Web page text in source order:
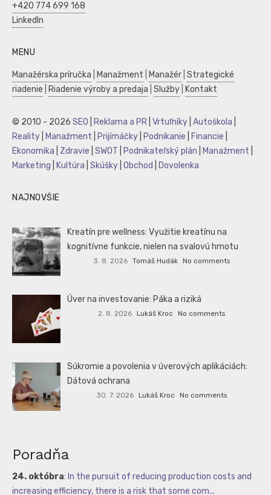
+420 774 699 168
LinkedIn
MENU
Manažérska príručka Manažment Manažér Strategické
riadenie
Riadenie výroby a predaja Služby Kontakt
© 2010 - 2026 SEO Reklama a PR Vrtuľníky Autoškola
Reality
Manažment Prijímáčky Podnikanie Financie
Ekonomika
Zdravie SWOT Podnikateľský plán Manažment
Marketing
Kultúra Skúšky Obchod Dovolenka
NAJNOVŠIE
Kreatín pre wellness: Využitie kreatínu na
kognitívne funkcie, nielen na svalovú hmotu
3. 8. 2026 Tomáš Hudák No comments
Úver na investovanie: Páka a riziká
2. 8. 2026 Lukáš Kroc No comments
Súkromie a povolenia v úverových aplikáciách:
Dátová ochrana
30. 7. 2026 Lukáš Kroc No comments
Poradňa
24. októbra: In the pursuit of reducing production costs and
increasing efficiency, there is a risk that some com...